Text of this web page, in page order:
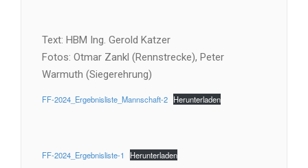
Text: HBM Ing. Gerold Katzer
Fotos: Otmar Zankl (Rennstrecke), Peter
Warmuth (Siegerehrung)
FF-2024_Ergebnisliste_Mannschaft-2 Herunterladen
FF-2024_Ergebnisliste-1 Herunterladen